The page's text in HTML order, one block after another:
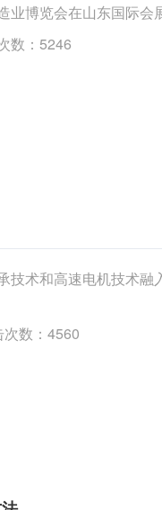
业博览会在山东国际
人、动力传动、智能
数：5246
技术和高速电机技术融
数：4560